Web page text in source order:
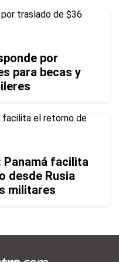
por
para becas y
Panamá facilita
desde Rusia
militares